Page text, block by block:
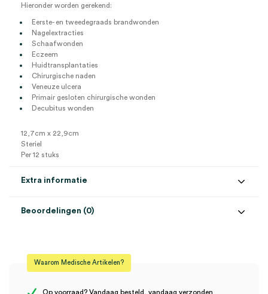
Hieronder worden gerekend:
Eerste- en tweedegraads brandwonden
Nagelextracties
Schaafwonden
Eczeem
Huidtransplantaties
Chirurgische naden
Veneuze ulcera
Primair gesloten chirurgische wonden
Decubitus wonden
12,7cm x 22,9cm
Steriel
Per 12 stuks
Extra informatie
Steriel steriel
Beoordelingen (0)
Er zijn nog geen beoordelingen.
Waarom Medische Artikelen?
Op voorraad? Vandaag besteld, vandaag verzonden